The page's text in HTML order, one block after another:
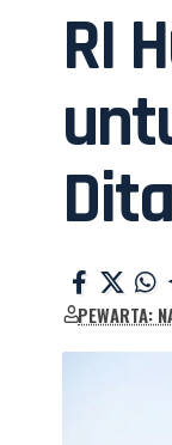
RI
PEWARTA: